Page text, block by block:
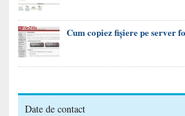
Cum copiez fișiere pe server
Date de contact